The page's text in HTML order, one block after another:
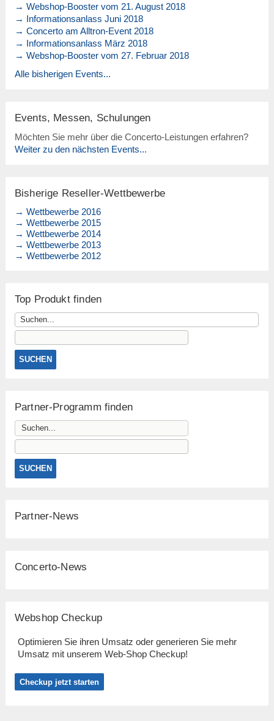
→ Webshop-Booster vom 21. August 2018
→ Informationsanlass Juni 2018
→ Concerto am Alltron-Event 2018
→ Informationsanlass März 2018
→ Webshop-Booster vom 27. Februar 2018
Alle bisherigen Events...
Events, Messen, Schulungen
Möchten Sie mehr über die Concerto-Leistungen erfahren?
Weiter zu den nächsten Events...
Bisherige Reseller-Wettbewerbe
→ Wettbewerbe 2016
→ Wettbewerbe 2015
→ Wettbewerbe 2014
→ Wettbewerbe 2013
→ Wettbewerbe 2012
Top Produkt finden
Partner-Programm finden
Partner-News
Concerto-News
Webshop Checkup
Optimieren Sie ihren Umsatz oder generieren Sie mehr
Umsatz mit unserem Web-Shop Checkup!
Checkup jetzt starten